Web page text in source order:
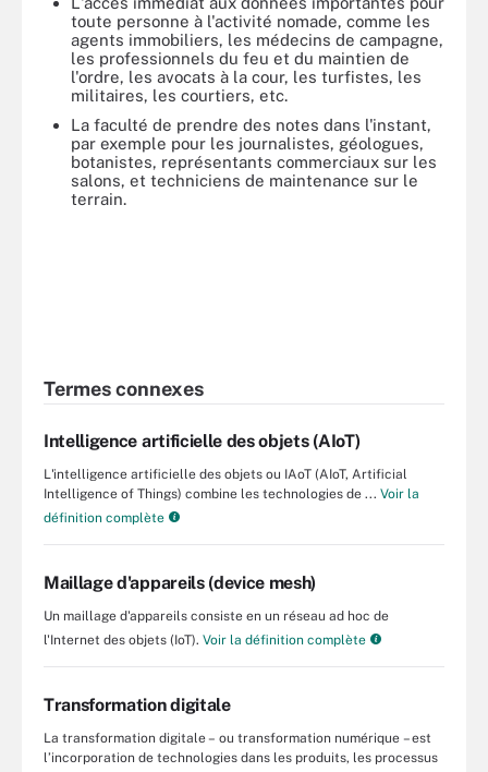
toute personne à l'activité nomade, comme les
agents immobiliers, les médecins de campagne,
les professionnels du feu et du maintien de
l'ordre, les avocats à la cour, les turfistes, les
militaires, les courtiers, etc.
La faculté de prendre des notes dans l'instant,
par exemple pour les journalistes, géologues,
botanistes, représentants commerciaux sur les
salons, et techniciens de maintenance sur le
terrain.
Termes connexes
Intelligence artificielle des objets (AIoT)
L'intelligence artificielle des objets ou IAoT (AIoT, Artificial
Intelligence of Things) combine les technologies de ... Voir la
définition complète
Maillage d'appareils (device mesh)
Un maillage d'appareils consiste en un réseau ad hoc de
l'Internet des objets (IoT). Voir la définition complète
Transformation digitale
La transformation digitale – ou transformation numérique – est
l’incorporation de technologies dans les produits, les processus